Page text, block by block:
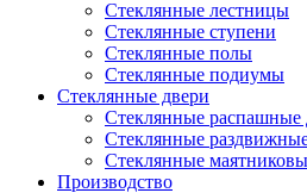
Стеклянные лестницы
Стеклянные ступени
Стеклянные полы
Стеклянные подиумы
Стеклянные двери
Стеклянные распашные
Стеклянные
Стеклянные
Производство